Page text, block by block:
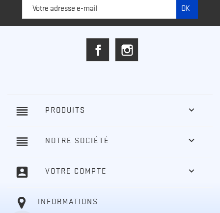
Facebook
reorder PRODUITS 
reorder NOTRE SOCIÉTÉ 
account_box VOTRE COMPTE 
INFORMATIONS